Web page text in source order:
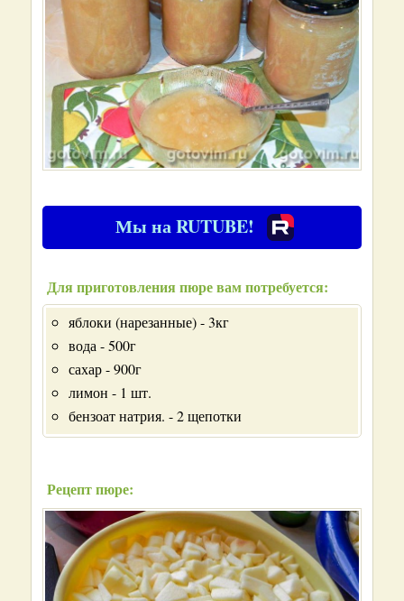
Мы на RUTUBE!
Для приготовления пюре вам потребуется:
яблоки (нарезанные) - 3кг
вода - 500г
сахар - 900г
лимон - 1 шт.
бензоат натрия. - 2 щепотки
Рецепт пюре: